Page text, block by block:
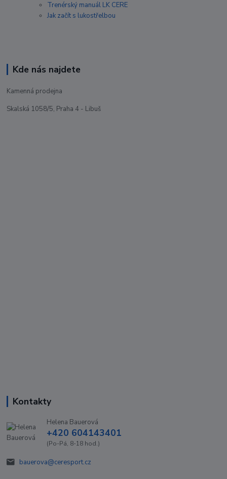
Trenérský manuál LK CERE
Jak začít s lukostřelbou
Kde nás najdete
Kamenná prodejna
Skalská 1058/5, Praha 4 - Libuš
Kontakty
Helena Bauerová
+420 604143401
(Po-Pá, 8-18 hod.)
bauerova@ceresport.cz